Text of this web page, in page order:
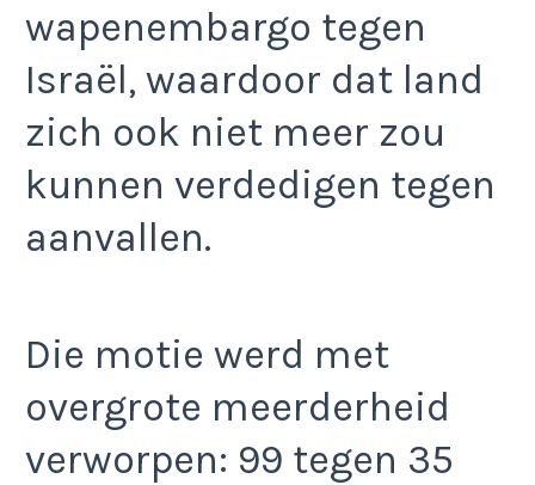
wapenembargo tegen
Israël, waardoor dat land
zich ook niet meer zou
kunnen verdedigen tegen
aanvallen.
Die motie werd met
overgrote meerderheid
verworpen: 99 tegen 35